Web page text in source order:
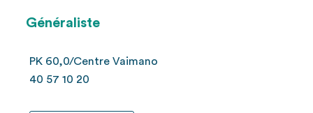
Généraliste
PK 60,0/Centre Vaimano
40 57 10 20